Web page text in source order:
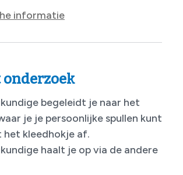
informatie
onderzoek
begeleidt je naar het
je je persoonlijke spullen kunt
het kleedhokje af.
haalt je op via de andere